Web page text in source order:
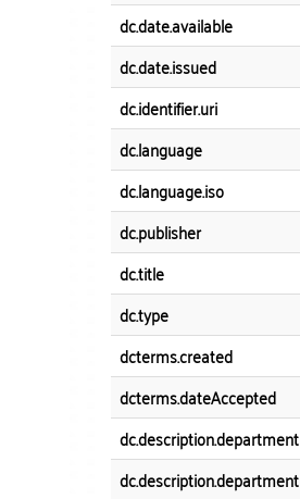
dc.date.available
dc.date.issued
dc.identifier.uri
dc.language
dc.language.iso
dc.publisher
dc.title
dc.type
dcterms.created
dcterms.dateAccepted
dc.description.department
dc.description.department